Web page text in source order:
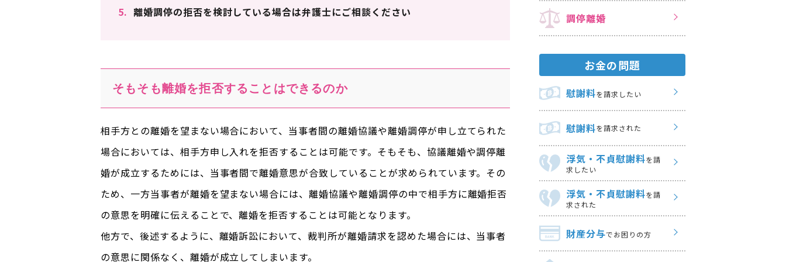
5. 離婚調停の拒否を検討している場合は弁護士にご相談ください
そもそも離婚を拒否することはできるのか
相手方との離婚を望まない場合において、当事者間の離婚協議や離婚調停が申し立てられた
場合においては、相手方申し入れを拒否することは可能です。そもそも、協議離婚や調停離
婚が成立するためには、当事者間で離婚意思が合致していることが求められています。その
ため、一方当事者が離婚を望まない場合には、離婚協議や離婚調停の中で相手方に離婚拒否
の意思を明確に伝えることで、離婚を拒否することは可能となります。
他方で、後述するように、離婚訴訟において、裁判所が離婚請求を認めた場合には、当事者
の意思に関係なく、離婚が成立してしまいます。
調停離婚
お金の問題
慰謝料を請求したい
慰謝料を請求された
浮気・不貞慰謝料を請
求したい
浮気・不貞慰謝料を請
求された
財産分与でお困りの方